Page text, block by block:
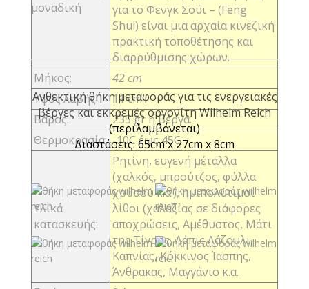
για το Φενγκ Σούι – (Feng
Shui) είναι μια αρχαία κινεζική
πρακτική τοποθέτησης και
διαρρύθμισης χώρων.
Μήκος:
42 cm
Υψος λαβής:
11 cm
Bάρος:
235 gr η βέργα.
Θερμοκρασία: -10C έως 45C
Υλικά
κατασκευής:
Ρητίνη, ευγενή μέταλλα
(χαλκός, μπρούτζος, φύλλα
χρυσού κ.α.), ημιπολύτιμοι
λίθοι (χαλαζίας σε διάφορες
αποχρώσεις, Αμέθυστος, Μάτι
της Τίγρης, Λάπις Λάζουλι,
Καπνίας, Κόκκινος Ίασπης,
Άνθρακας, Μαγγάνιο κ.α.
μοναδική
Ανθεκτική θήκη μεταφοράς για τις ενεργειακές
βέργες και εκκρεμές οργονίτη Wilhelm Reich
(περιλαμβάνεται)
Διαστάσεις: 65cm x 27cm x 8cm